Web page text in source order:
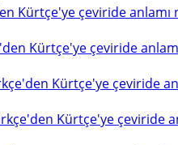
Kürtçe'ye çeviride anlamı
Kürtçe'ye çeviride
Kürtçe'ye çeviride
Kürtçe'ye çeviride